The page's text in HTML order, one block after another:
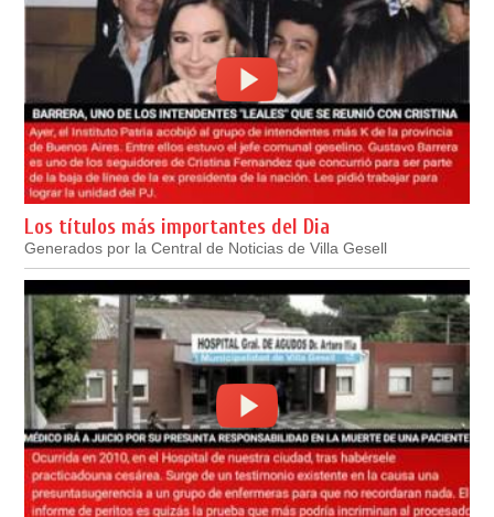
Los títulos más importantes del Dia
Generados por la Central de Noticias de Villa Gesell